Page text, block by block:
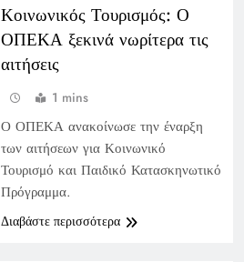
Κοινωνικός Τουρισμός: Ο
ΟΠΕΚΑ ξεκινά νωρίτερα τις
αιτήσεις
1 mins
Ο ΟΠΕΚΑ ανακοίνωσε την έναρξη
των αιτήσεων για Κοινωνικό
Τουρισμό και Παιδικό Κατασκηνωτικό
Πρόγραμμα.
Διαβάστε περισσότερα